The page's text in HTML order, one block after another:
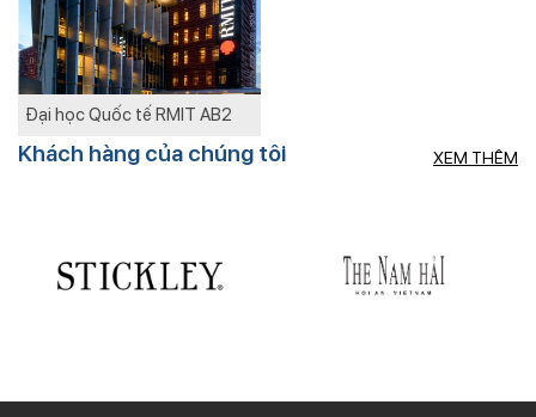
Đại học Quốc tế RMIT AB2
Khách hàng của chúng tôi XEM THÊM